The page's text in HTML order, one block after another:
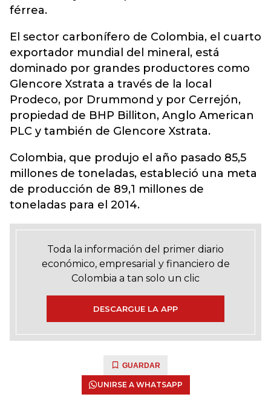
férrea.
El sector carbonífero de Colombia, el cuarto
exportador mundial del mineral, está
dominado por grandes productores como
Glencore Xstrata a través de la local
Prodeco, por Drummond y por Cerrejón,
propiedad de BHP Billiton, Anglo American
PLC y también de Glencore Xstrata.
Colombia, que produjo el año pasado 85,5
millones de toneladas, estableció una meta
de producción de 89,1 millones de
toneladas para el 2014.
Toda la información del primer diario
económico, empresarial y financiero de
Colombia a tan solo un clic
DESCARGUE LA APP
GUARDAR
UNIRSE A WHATSAPP